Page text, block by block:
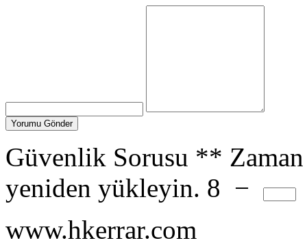
Güvenlik Sorusu **
yeniden yükleyin. 8 −
www.hkerrar.com